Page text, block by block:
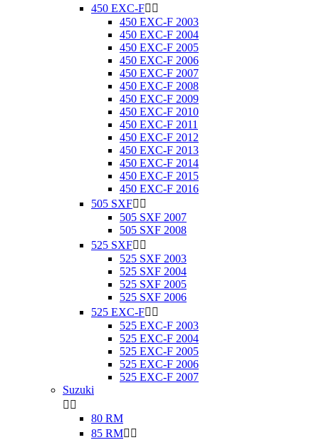
450 EXC-F 
450 EXC-F 2003
450 EXC-F 2004
450 EXC-F 2005
450 EXC-F 2006
450 EXC-F 2007
450 EXC-F 2008
450 EXC-F 2009
450 EXC-F 2010
450 EXC-F 2011
450 EXC-F 2012
450 EXC-F 2013
450 EXC-F 2014
450 EXC-F 2015
450 EXC-F 2016
505 SXF 
505 SXF 2007
505 SXF 2008
525 SXF 
525 SXF 2003
525 SXF 2004
525 SXF 2005
525 SXF 2006
525 EXC-F 
525 EXC-F 2003
525 EXC-F 2004
525 EXC-F 2005
525 EXC-F 2006
525 EXC-F 2007
Suzuki
 
80 RM
85 RM 